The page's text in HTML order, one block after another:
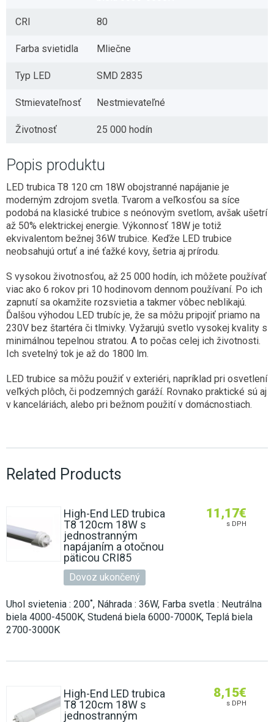
CRI 80
Farba svietidla Mliečne
Typ LED SMD 2835
Stmievateľnosť Nestmievateľné
Životnosť 25 000 hodín
Popis produktu
LED trubica T8 120 cm 18W obojstranné napájanie je
moderným zdrojom svetla. Tvarom a veľkosťou sa síce
podobá na klasické trubice s neónovým svetlom, avšak ušetrí
až 50% elektrickej energie. Výkonnosť 18W je totiž
ekvivalentom bežnej 36W trubice. Keďže LED trubice
neobsahujú ortuť a iné ťažké kovy, šetria aj prírodu.
S vysokou životnosťou, až 25 000 hodín, ich môžete používať
viac ako 6 rokov pri 10 hodinovom dennom používaní. Po ich
zapnutí sa okamžite rozsvietia a takmer vôbec neblikajú.
Ďalšou výhodou LED trubíc je, že sa môžu pripojiť priamo na
230V bez štartéra či tlmivky. Vyžarujú svetlo vysokej kvality s
minimálnou tepelnou stratou. A to počas celej ich životnosti.
Ich svetelný tok je až do 1800 lm.
LED trubice sa môžu použiť v exteriéri, napríklad pri osvetlení
veľkých plôch, či podzemných garáží. Rovnako praktické sú aj
v kanceláriách, alebo pri bežnom použití v domácnostiach.
Related Products
High-End LED trubica
T8 120cm 18W s
jednostranným
napájaním a otočnou
päticou CRI85
Dovoz ukončený
11,17€
s DPH
Uhol svietenia : 200˚, Náhrada : 36W, Farba svetla : Neutrálna
biela 4000-4500K, Studená biela 6000-7000K, Teplá biela
2700-3000K
High-End LED trubica
T8 120cm 18W s
jednostranným
8,15€
s DPH